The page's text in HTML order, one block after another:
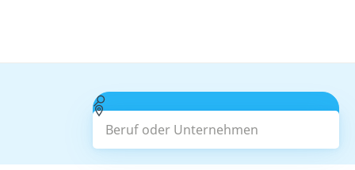
Beruf oder Unternehmen
Suchen